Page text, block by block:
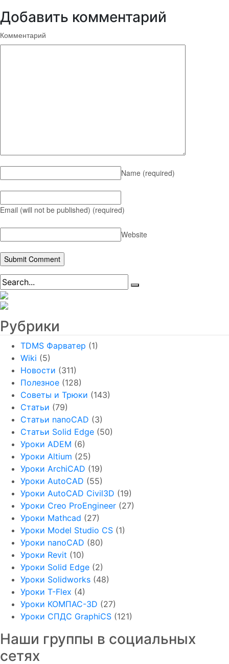
Добавить комментарий
Комментарий
Name (required)
Email (will not be published) (required)
Website
Рубрики
TDMS Фарватер (1)
Wiki (5)
Новости (311)
Полезное (128)
Советы и Трюки (143)
Статьи (79)
Статьи nanoCAD (3)
Статьи Solid Edge (50)
Уроки ADEM (6)
Уроки Altium (25)
Уроки ArchiCAD (19)
Уроки AutoCAD (55)
Уроки AutoCAD Civil3D (19)
Уроки Creo ProEngineer (27)
Уроки Mathcad (27)
Уроки Model Studio CS (1)
Уроки nanoCAD (80)
Уроки Revit (10)
Уроки Solid Edge (2)
Уроки Solidworks (48)
Уроки T-Flex (4)
Уроки КОМПАС-3D (27)
Уроки СПДС GraphiCS (121)
Наши группы в социальных
сетях